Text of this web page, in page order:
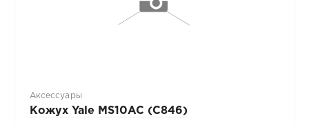
Аксессуары
Кожух Yale MS10AC (C846)